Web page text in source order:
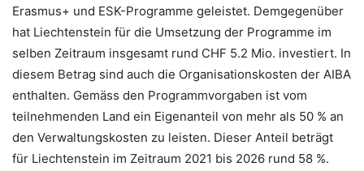
Erasmus+ und ESK-Programme geleistet. Demgegenüber
hat Liechtenstein für die Umsetzung der Programme im
selben Zeitraum insgesamt rund CHF 5.2 Mio. investiert. In
diesem Betrag sind auch die Organisationskosten der AIBA
enthalten. Gemäss den Programmvorgaben ist vom
teilnehmenden Land ein Eigenanteil von mehr als 50 % an
den Verwaltungskosten zu leisten. Dieser Anteil beträgt
für Liechtenstein im Zeitraum 2021 bis 2026 rund 58 %.